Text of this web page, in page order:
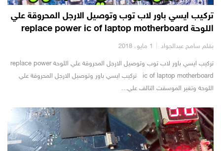
تركيب ايسي باور لاب توب وتوصيل الارجل المحروقة علي
اللوحة replace power ic of laptop motherboard
بقلم سامح عبدالجواد 1 مايو، 2018
تركيب ايسي باور لاب توب وتوصيل الارجل المحروقة علي اللوحة replace power
ic of laptop motherboard تركيب ايسي باور وتوصيل الارجل المحروقة علي
اللوحة وتغير الموسفت التالف علي...